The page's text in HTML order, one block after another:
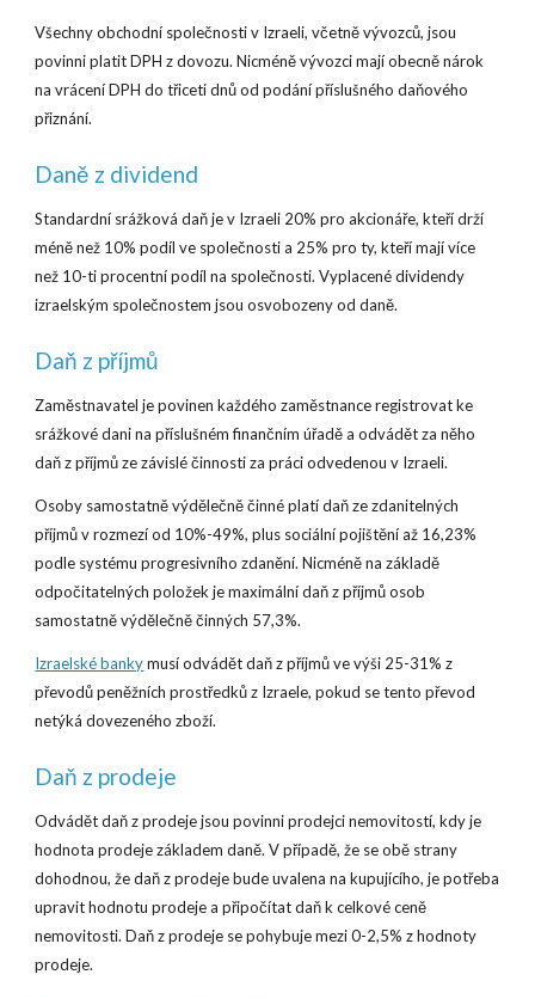
Všechny obchodní společnosti v Izraeli, včetně vývozců, jsou
povinni platit DPH z dovozu. Nicméně vývozci mají obecně nárok
na vrácení DPH do třiceti dnů od podání příslušného daňového
přiznání.
Daně z dividend
Standardní srážková daň je v Izraeli 20% pro akcionáře, kteří drží
méně než 10% podíl ve společnosti a 25% pro ty, kteří mají více
než 10-ti procentní podíl na společnosti. Vyplacené dividendy
izraelským společnostem jsou osvobozeny od daně.
Daň z příjmů
Zaměstnavatel je povinen každého zaměstnance registrovat ke
srážkové dani na příslušném finančním úřadě a odvádět za něho
daň z příjmů ze závislé činnosti za práci odvedenou v Izraeli.
Osoby samostatně výdělečně činné platí daň ze zdanitelných
příjmů v rozmezí od 10%-49%, plus sociální pojištění až 16,23%
podle systému progresivního zdanění. Nicméně na základě
odpočitatelných položek je maximální daň z příjmů osob
samostatně výdělečně činných 57,3%.
Izraelské bankymusí odvádět daň z příjmů ve výši 25-31% z
převodů peněžních prostředků z Izraele, pokud se tento převod
netýká dovezeného zboží.
Daň z prodeje
Odvádět daň z prodeje jsou povinni prodejci nemovitostí, kdy je
hodnota prodeje základem daně. V případě, že se obě strany
dohodnou, že daň z prodeje bude uvalena na kupujícího, je potřeba
upravit hodnotu prodeje a připočítat daň k celkové ceně
nemovitosti. Daň z prodeje se pohybuje mezi 0-2,5% z hodnoty
prodeje.